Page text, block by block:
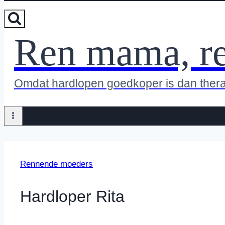
Ren mama,
Omdat hardlopen goedkoper is dan
Rennende moeders
Hardloper Rita